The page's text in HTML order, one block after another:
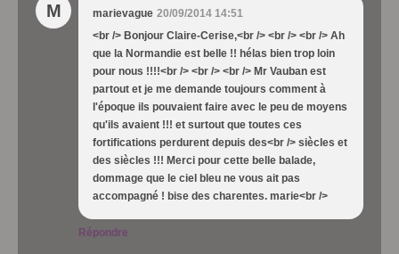
M marievague 20/09/2014 14:51
<br /> Bonjour Claire-Cerise,<br /> <br /> <br /> Ah
que la Normandie est belle !! hélas bien trop loin
pour nous !!!!<br /> <br /> <br /> Mr Vauban est
partout et je me demande toujours comment à
l'époque ils pouvaient faire avec le peu de moyens
qu'ils avaient !!! et surtout que toutes ces
fortifications perdurent depuis des<br /> siècles et
des siècles !!! Merci pour cette belle balade,
dommage que le ciel bleu ne vous ait pas
accompagné ! bise des charentes. marie<br />
Répondre